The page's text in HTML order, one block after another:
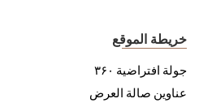
خريطة الموقع
جولة افتراضية ۳۶۰
عناوين صالة العرض